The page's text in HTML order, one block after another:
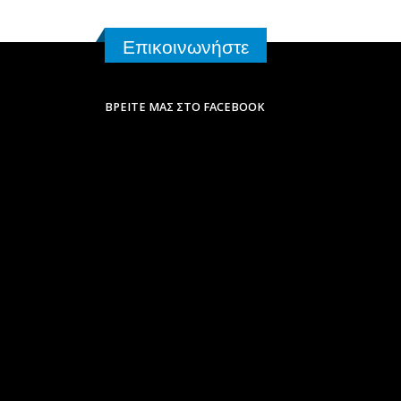
Επικοινωνήστε
ΒΡΕΊΤΕ ΜΑΣ ΣΤΟ FACEBOOK